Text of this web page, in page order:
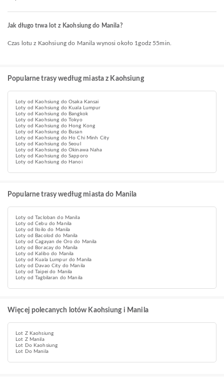
Jak długo trwa lot z Kaohsiung do Manila?
Czas lotu z Kaohsiung do Manila wynosi około 1godz 55min.
Popularne trasy według miasta z Kaohsiung
Loty od Kaohsiung do Osaka Kansai
Loty od Kaohsiung do Kuala Lumpur
Loty od Kaohsiung do Bangkok
Loty od Kaohsiung do Tokyo
Loty od Kaohsiung do Hong Kong
Loty od Kaohsiung do Busan
Loty od Kaohsiung do Ho Chi Minh City
Loty od Kaohsiung do Seoul
Loty od Kaohsiung do Okinawa Naha
Loty od Kaohsiung do Sapporo
Loty od Kaohsiung do Hanoi
Popularne trasy według miasta do Manila
Loty od Tacloban do Manila
Loty od Cebu do Manila
Loty od Iloilo do Manila
Loty od Bacolod do Manila
Loty od Cagayan de Oro do Manila
Loty od Boracay do Manila
Loty od Kalibo do Manila
Loty od Kuala Lumpur do Manila
Loty od Davao City do Manila
Loty od Taipei do Manila
Loty od Tagbilaran do Manila
Więcej polecanych lotów Kaohsiung i Manila
Lot Z Kaohsiung
Lot Z Manila
Lot Do Kaohsiung
Lot Do Manila